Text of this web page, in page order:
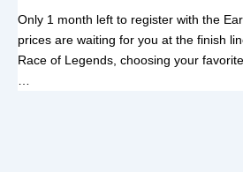
Only 1 month left to register with the
prices are waiting for you at the finish
Race of Legends, choosing your